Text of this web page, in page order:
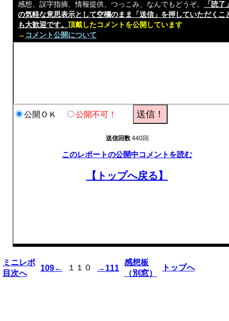
感想、誤字指摘、情報提供、つっこみ、なんでもどうぞ。
「読了
の気軽な意思表示として空欄のまま「送信」を押していただくこ
も大歓迎です。 頂戴したコメントを公開しています
→ コメント公開について
公開ＯＫ 公開不可！
送信回数440回
このレポートの公開中コメントを読む
【トップへ戻る】
ミニレポ
目次へ
109← １１０ →111
感想板
（別窓）
トップへ